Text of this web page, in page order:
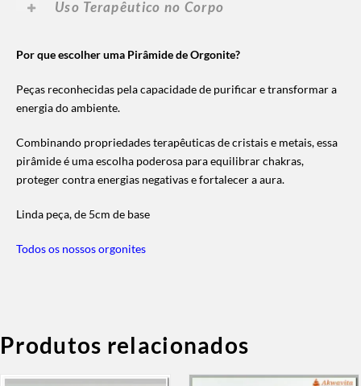
Uso Terapêutico no Corpo
Por que escolher uma Pirâmide de Orgonite?
Peças reconhecidas pela capacidade de purificar e transformar a
energia do ambiente.
Combinando propriedades terapêuticas de cristais e metais, essa
pirâmide é uma escolha poderosa para equilibrar chakras,
proteger contra energias negativas e fortalecer a aura.
Linda peça, de 5cm de base
Todos os nossos orgonites
Produtos relacionados